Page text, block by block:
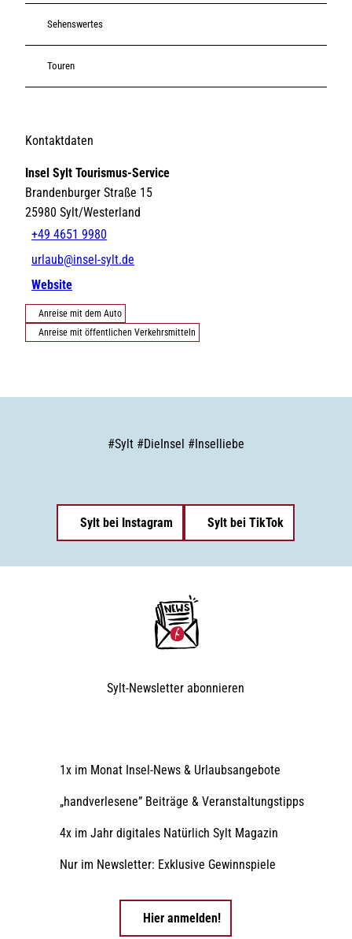
Sehenswertes
Touren
Kontaktdaten
Insel Sylt Tourismus-Service
Brandenburger Straße 15
25980 Sylt/Westerland
+49 4651 9980
urlaub@insel-sylt.de
Website
Anreise mit dem Auto
Anreise mit öffentlichen Verkehrsmitteln
#Sylt #DieInsel #Inselliebe
Sylt bei Instagram Sylt bei TikTok
Sylt-Newsletter abonnieren
1x im Monat Insel-News & Urlaubsangebote
„handverlesene” Beiträge & Veranstaltungstipps
4x im Jahr digitales Natürlich Sylt Magazin
Nur im Newsletter: Exklusive Gewinnspiele
Hier anmelden!